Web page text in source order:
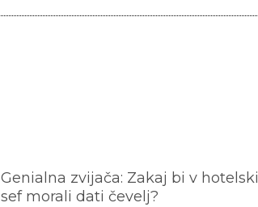
Genialna zvijača: Zakaj bi v hotelski
sef morali dati čevelj?